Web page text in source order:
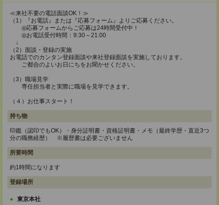
≪来社不要の電話面談OK！≫
（1）『お電話』または『応募フォーム』よりご応募ください。
◎応募フォームからご応募は24時間受付中！
◎お電話受付時間：9:30～21:00
↓
（2）面談・登録の実施
お電話でのカンタン登録面談や来社登録面談を実施しております。
ご都合のよいお日にちをお聞かせください。
（3）職場見学
専任担当者と実際に職場を見学できます。
（４）お仕事スタート！
持ち物
印鑑（認印でもOK）・身分証明書・資格証明書・メモ（最終学歴・直近3つ
分の職務経歴） ※履歴書は必要ございません
所要時間
約1時間になります
登録場所
東京本社